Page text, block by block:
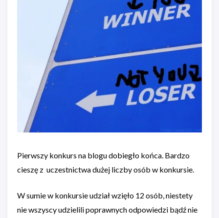
Pierwszy konkurs na blogu dobiegło końca. Bardzo
cieszę z uczestnictwa dużej liczby osób w konkursie.
W sumie w konkursie udział wzięło 12 osób, niestety
nie wszyscy udzielili poprawnych odpowiedzi bądź nie